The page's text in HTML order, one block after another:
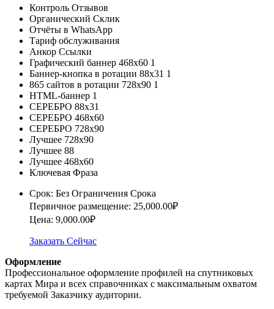
Контроль Отзывов
Органический Склик
Отчёты в WhatsApp
Тариф обслуживания
Анкор Ссылки
Графический баннер 468x60 1
Баннер-кнопка в ротации 88х31 1
865 сайтов в ротации 728х90 1
HTML-баннер 1
СЕРЕБРО 88х31
СЕРЕБРО 468х60
СЕРЕБРО 728х90
Лучшее 728х90
Лучшее 88
Лучшее 468х60
Ключевая Фраза
Срок: Без Ограничения Срока
Первичное размещение: 25,000.00₽
Цена: 9,000.00₽
Заказать Сейчас
Оформление
Профессиональное оформление профилей на спутниковых
картах Мира и всех справочниках с максимальным охватом
требуемой Заказчику аудитории.